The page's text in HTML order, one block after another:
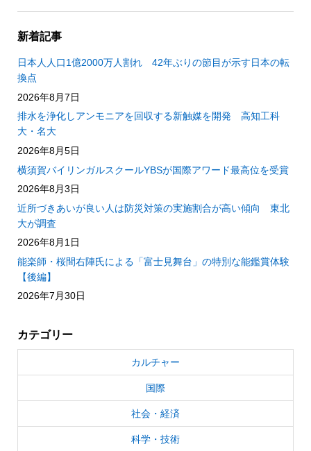
新着記事
日本人人口1億2000万人割れ 42年ぶりの節目が示す日本の転
換点
2026年8月7日
排水を浄化しアンモニアを回収する新触媒を開発 高知工科
大・名大
2026年8月5日
横須賀バイリンガルスクールYBSが国際アワード最高位を受賞
2026年8月3日
近所づきあいが良い人は防災対策の実施割合が高い傾向 東北
大が調査
2026年8月1日
能楽師・桜間右陣氏による「富士見舞台」の特別な能鑑賞体験
【後編】
2026年7月30日
カテゴリー
カルチャー
国際
社会・経済
科学・技術